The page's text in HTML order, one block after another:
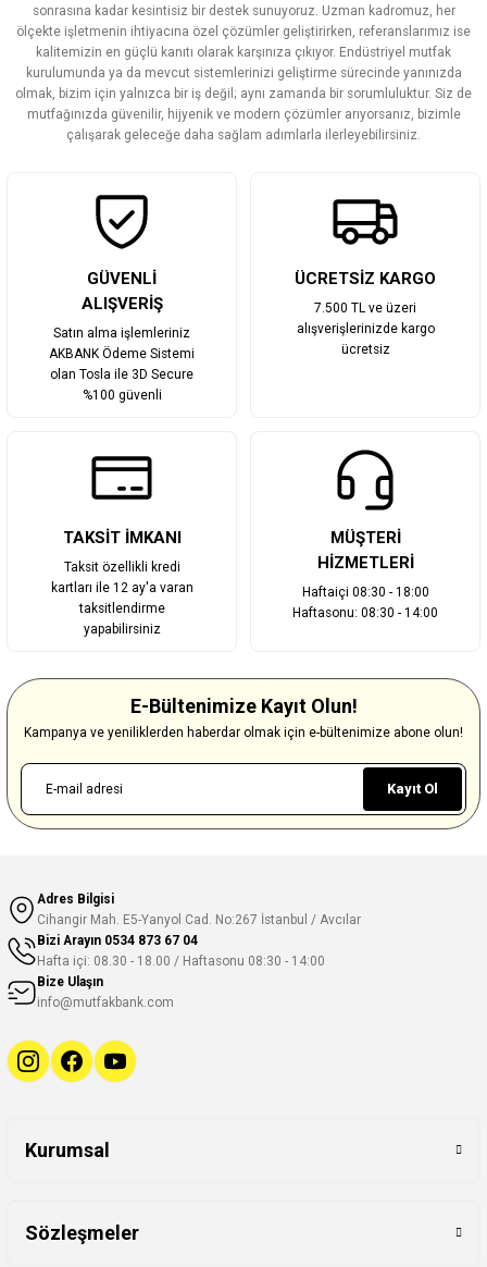
sonrasına kadar kesintisiz bir destek sunuyoruz. Uzman kadromuz, her
ölçekte işletmenin ihtiyacına özel çözümler geliştirirken, referanslarımız ise
kalitemizin en güçlü kanıtı olarak karşınıza çıkıyor. Endüstriyel mutfak
kurulumunda ya da mevcut sistemlerinizi geliştirme sürecinde yanınızda
olmak, bizim için yalnızca bir iş değil; aynı zamanda bir sorumluluktur. Siz de
mutfağınızda güvenilir, hijyenik ve modern çözümler arıyorsanız, bizimle
çalışarak geleceğe daha sağlam adımlarla ilerleyebilirsiniz.
GÜVENLİ
ALIŞVERİŞ
Satın alma işlemleriniz
AKBANK Ödeme Sistemi
olan Tosla ile 3D Secure
%100 güvenli
ÜCRETSİZ KARGO
7.500 TL ve üzeri
alışverişlerinizde kargo
ücretsiz
TAKSİT İMKANI
Taksit özellikli kredi
kartları ile 12 ay'a varan
taksitlendirme
yapabilirsiniz
MÜŞTERİ
HİZMETLERİ
Haftaiçi 08:30 - 18:00
Haftasonu: 08:30 - 14:00
E-Bültenimize Kayıt Olun!
Kampanya ve yeniliklerden haberdar olmak için e-bültenimize abone olun!
Kayıt Ol
Adres Bilgisi
Cihangir Mah. E5-Yanyol Cad. No:267 İstanbul / Avcılar
Bizi Arayın 0534 873 67 04
Hafta içi: 08.30 - 18.00 / Haftasonu 08:30 - 14:00
Bize Ulaşın
info@mutfakbank.com
Kurumsal
Sözleşmeler